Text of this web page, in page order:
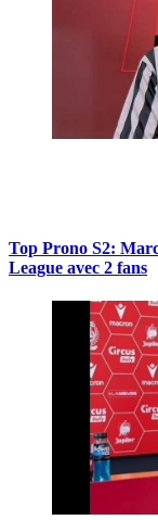
Top Prono S2:
League avec 2 fans